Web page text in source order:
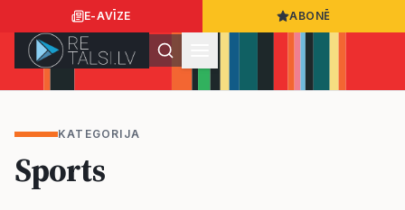
E-AVĪZE ABONĒ
KATEGORIJA
Sports